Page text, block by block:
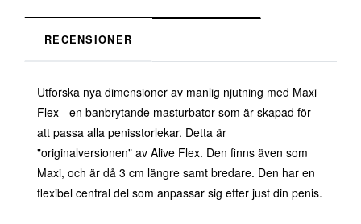
RECENSIONER
Utforska nya dimensioner av manlig njutning med Maxi
Flex - en banbrytande masturbator som är skapad för
att passa alla penisstorlekar. Detta är
"originalversionen" av Alive Flex. Den finns även som
Maxi, och är då 3 cm längre samt bredare. Den har en
flexibel central del som anpassar sig efter just din penis.